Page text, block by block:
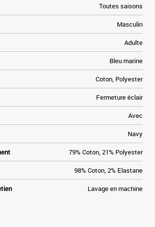
Toutes saisons
Masculin
Adulte
Bleu marine
Coton, Polyester
Fermeture éclair
Avec
Navy
79% Coton, 21% Polyester
98% Coton, 2% Elastane
Lavage en machine